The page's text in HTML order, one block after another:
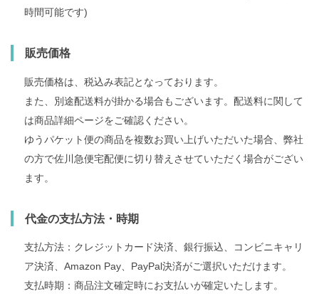
時間可能です)
販売価格
販売価格は、税込み表記となっております。
また、別途配送料が掛かる場合もございます。配送料に関して
は商品詳細ページをご確認ください。
ゆうパケット便の商品を複数お買い上げいただいた場合、弊社
の方で佐川急便宅配便に切り替えさせていただく場合がござい
ます。
代金の支払方法・時期
支払方法：クレジットカード決済、銀行振込、コンビニキャリ
ア決済、Amazon Pay、PayPal決済がご選択いただけます。
支払時期：商品注文確定時にお支払いが確定いたします。